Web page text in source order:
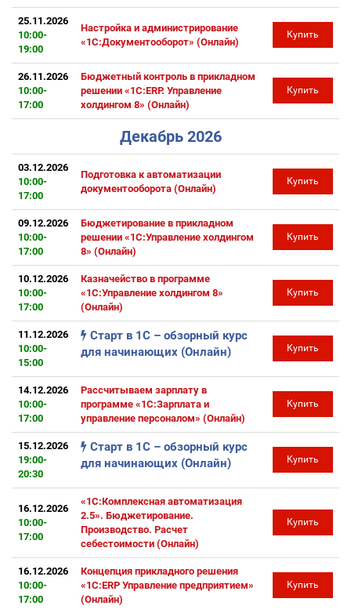
25.11.2026
10:00-
19:00
Настройка и администрирование
«1С:Документооборот» (Онлайн)
Купить
26.11.2026
10:00-
17:00
Бюджетный контроль в прикладном
решении «1С:ERP. Управление
холдингом 8» (Онлайн)
Купить
Декабрь 2026
03.12.2026
10:00-
17:00
Подготовка к автоматизации
документооборота (Онлайн)
Купить
09.12.2026
10:00-
17:00
Бюджетирование в прикладном
решении «1С:Управление холдингом
8» (Онлайн)
Купить
10.12.2026
10:00-
17:00
Казначейство в программе
«1С:Управление холдингом 8»
(Онлайн)
Купить
11.12.2026
10:00-
15:00
Старт в 1С – обзорный курс
для начинающих (Онлайн)
Купить
14.12.2026
10:00-
17:00
Рассчитываем зарплату в
программе «1С:Зарплата и
управление персоналом» (Онлайн)
Купить
15.12.2026
19:00-
20:30
Старт в 1С – обзорный курс
для начинающих (Онлайн)
Купить
16.12.2026
10:00-
17:00
«1С:Комплексная автоматизация
2.5». Бюджетирование.
Производство. Расчет
себестоимости (Онлайн)
Купить
16.12.2026
10:00-
17:00
Концепция прикладного решения
«1С:ERP Управление предприятием»
(Онлайн)
Купить